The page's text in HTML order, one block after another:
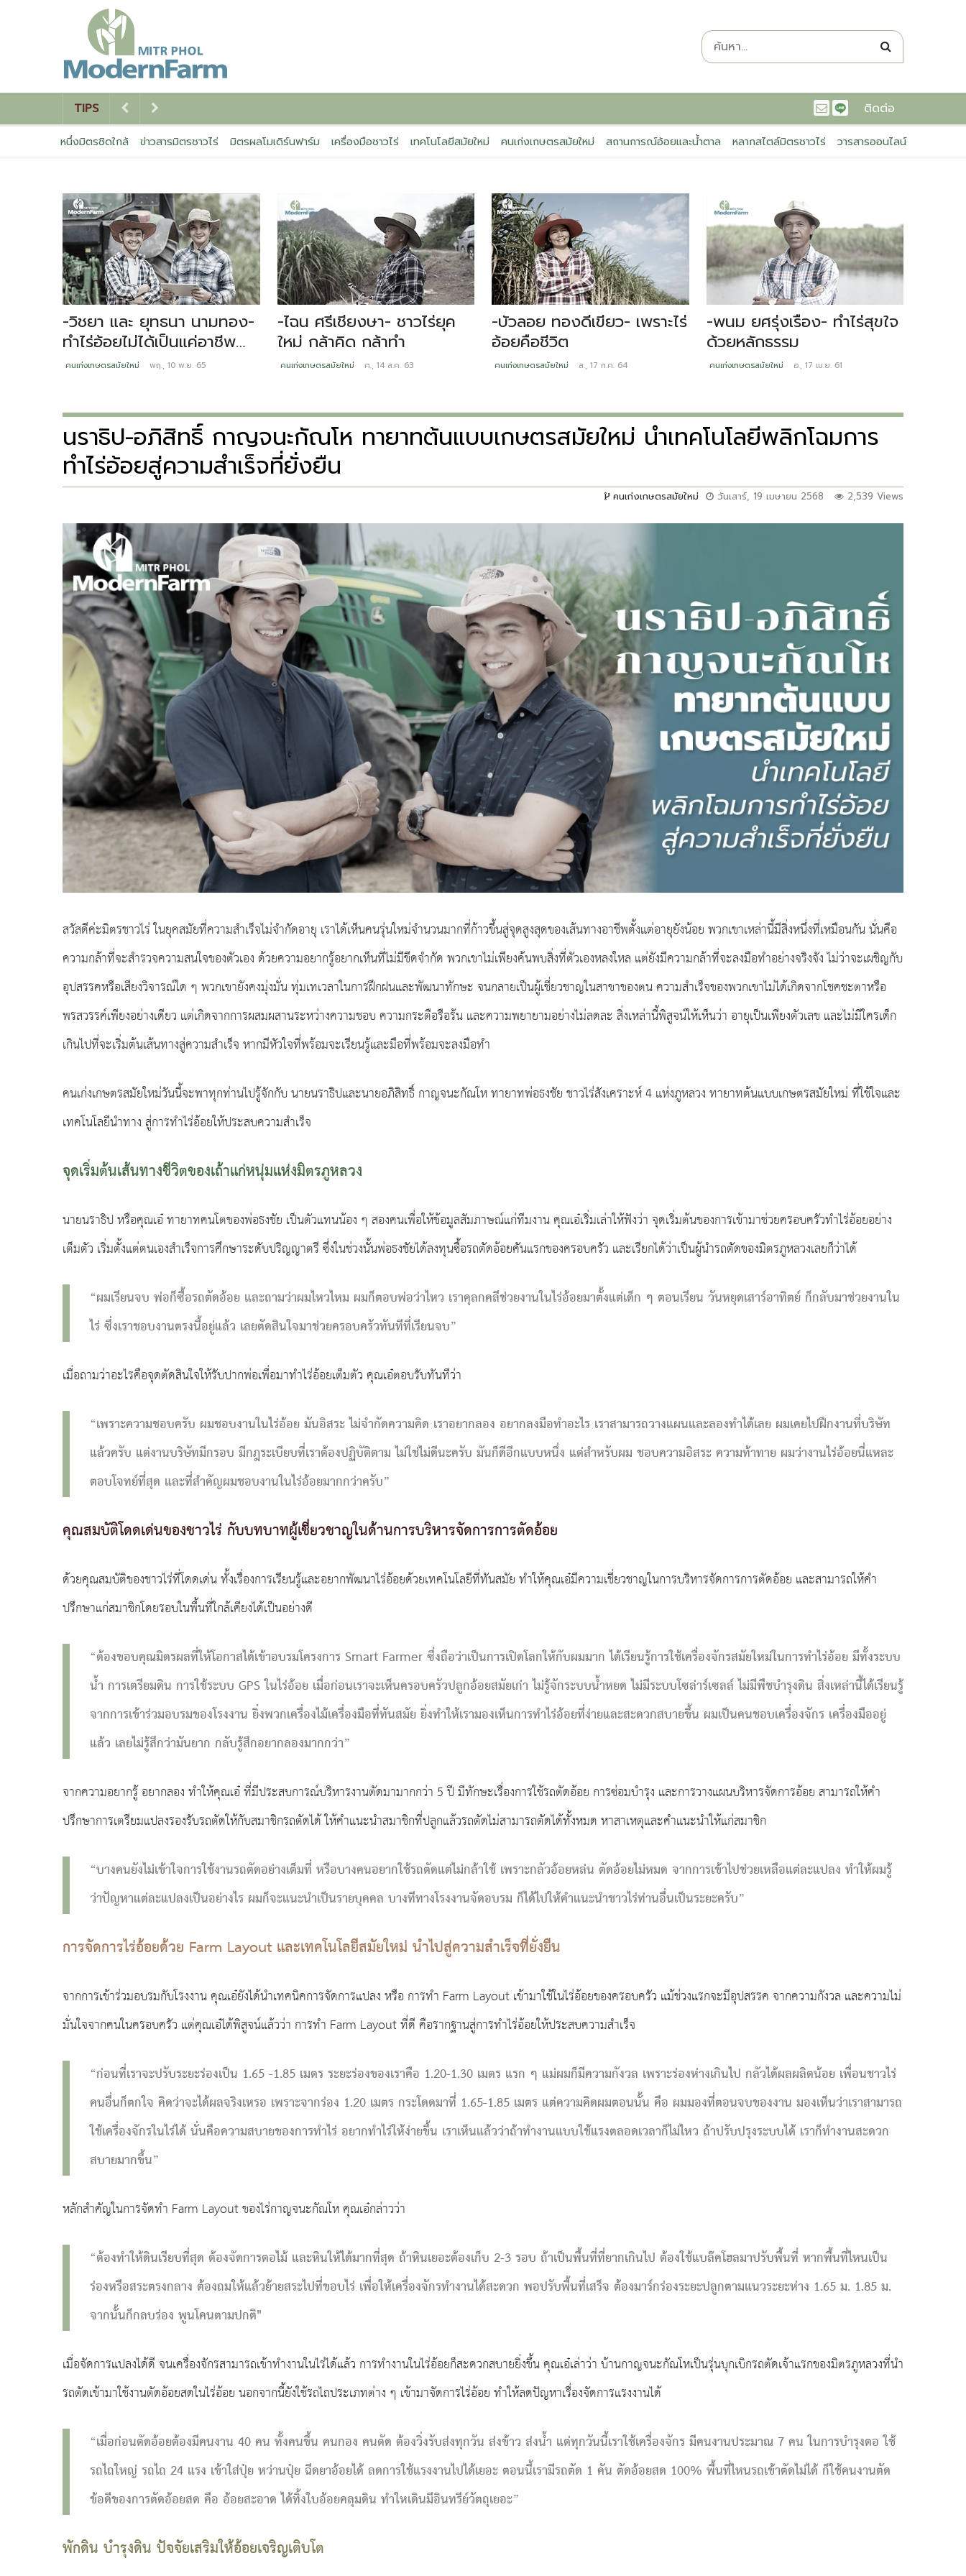
ติดต่อ
TIPS
หนึ่งมิตรชิดใกล้ ข่าวสารมิตรชาวไร่ มิตรผลโมเดิร์นฟาร์ม เครื่องมือชาวไร่ เทคโนโลยีสมัยใหม่ คนเก่งเกษตรสมัยใหม่ สถานการณ์อ้อยและน้ำตาล หลากสไตล์มิตรชาวไร่ วารสารออนไลน์
-วิชยา และ ยุทธนา นามทอง-
ทำไร่อ้อยไม่ได้เป็นแค่อาชีพ
แต่คือมรดกและภูมิปัญญา 2
คนเก่งเกษตรสมัยใหม่ พฤ., 10 พ.ย. 65
-ไฉน ศรีเชียงษา- ชาวไร่ยุค
ใหม่ กล้าคิด กล้าทำ
คนเก่งเกษตรสมัยใหม่ ศ., 14 ส.ค. 63
-บัวลอย ทองดีเขียว- เพราะไร่
อ้อยคือชีวิต
คนเก่งเกษตรสมัยใหม่ ส., 17 ก.ค. 64
-พนม ยศรุ่งเรือง- ทำไร่สุขใจ
ด้วยหลักธรรม
คนเก่งเกษตรสมัยใหม่ อ., 17 เม.ย. 61
นราธิป-อภิสิทธิ์ กาญจนะกัณโห ทายาทต้นแบบเกษตรสมัยใหม่ นำเทคโนโลยีพลิกโฉมการ
ทำไร่อ้อยสู่ความสำเร็จที่ยั่งยืน
วันเสาร์, 19 เมษายน 2568 2,539 Views
คนเก่งเกษตรสมัยใหม่
สวัสดีค่ะมิตรชาวไร่ ในยุคสมัยที่ความสำเร็จไม่จำกัดอายุ เราได้เห็นคนรุ่นใหม่จำนวนมากที่ก้าวขึ้นสู่จุดสูงสุดของเส้นทางอาชีพตั้งแต่อายุยังน้อย พวกเขาเหล่านี้มีสิ่งหนึ่งที่เหมือนกัน นั่นคือ
ความกล้าที่จะสำรวจความสนใจของตัวเอง ด้วยความอยากรู้อยากเห็นที่ไม่มีขีดจำกัด พวกเขาไม่เพียงค้นพบสิ่งที่ตัวเองหลงใหล แต่ยังมีความกล้าที่จะลงมือทำอย่างจริงจัง ไม่ว่าจะเผชิญกับ
อุปสรรคหรือเสียงวิจารณ์ใด ๆ พวกเขายังคงมุ่งมั่น ทุ่มเทเวลาในการฝึกฝนและพัฒนาทักษะ จนกลายเป็นผู้เชี่ยวชาญในสาขาของตน ความสำเร็จของพวกเขาไม่ได้เกิดจากโชคชะตาหรือ
พรสวรรค์เพียงอย่างเดียว แต่เกิดจากการผสมผสานระหว่างความชอบ ความกระตือรือร้น และความพยายามอย่างไม่ลดละ สิ่งเหล่านี้พิสูจน์ให้เห็นว่า อายุเป็นเพียงตัวเลข และไม่มีใครเด็ก
เกินไปที่จะเริ่มต้นเส้นทางสู่ความสำเร็จ หากมีหัวใจที่พร้อมจะเรียนรู้และมือที่พร้อมจะลงมือทำ
คนเก่งเกษตรสมัยใหม่วันนี้จะพาทุกท่านไปรู้จักกับ นายนราธิปและนายอภิสิทธิ์ กาญจนะกัณโห ทายาทพ่อธงชัย ชาวไร่สังเคราะห์ 4 แห่งภูหลวง ทายาทต้นแบบเกษตรสมัยใหม่ ที่ใช้ใจและ
เทคโนโลยีนำทาง สู่การทำไร่อ้อยให้ประสบความสำเร็จ
จุดเริ่มต้นเส้นทางชีวิตของเถ้าแก่หนุ่มแห่งมิตรภูหลวง
นายนราธิป หรือคุณเอ๋ ทายาทคนโตของพ่อธงชัย เป็นตัวแทนน้อง ๆ สองคนเพื่อให้ข้อมูลสัมภาษณ์แก่ทีมงาน คุณเอ๋เริ่มเล่าให้ฟังว่า จุดเริ่มต้นของการเข้ามาช่วยครอบครัวทำไร่อ้อยอย่าง
เต็มตัว เริ่มตั้งแต่ตนเองสำเร็จการศึกษาระดับปริญญาตรี ซึ่งในช่วงนั้นพ่อธงชัยได้ลงทุนซื้อรถตัดอ้อยคันแรกของครอบครัว และเรียกได้ว่าเป็นผู้นำรถตัดของมิตรภูหลวงเลยก็ว่าได้
“ผมเรียนจบ พ่อก็ซื้อรถตัดอ้อย และถามว่าผมไหวไหม ผมก็ตอบพ่อว่าไหว เราคุลกคลีช่วยงานในไร่อ้อยมาตั้งแต่เด็ก ๆ ตอนเรียน วันหยุดเสาร์อาทิตย์ ก็กลับมาช่วยงานใน
ไร่ ซึ่งเราชอบงานตรงนี้อยู่แล้ว เลยตัดสินใจมาช่วยครอบครัวทันทีที่เรียนจบ”
เมื่อถามว่าอะไรคือจุดตัดสินใจให้รับปากพ่อเพื่อมาทำไร่อ้อยเต็มตัว คุณเอ๋ตอบรับทันทีว่า
“เพราะความชอบครับ ผมชอบงานในไร่อ้อย มันอิสระ ไม่จำกัดความคิด เราอยากลอง อยากลงมือทำอะไร เราสามารถวางแผนและลองทำได้เลย ผมเคยไปฝึกงานที่บริษัท
แล้วครับ แต่งานบริษัทมีกรอบ มีกฎระเบียบที่เราต้องปฏิบัติตาม ไม่ใช่ไม่ดีนะครับ มันก็ดีอีกแบบหนึ่ง แต่สำหรับผม ชอบความอิสระ ความท้าทาย ผมว่างานไร่อ้อยนี่แหละ
ตอบโจทย์ที่สุด และที่สำคัญผมชอบงานในไร่อ้อยมากกว่าครับ”
คุณสมบัติโดดเด่นของชาวไร่ กับบทบาทผู้เชี่ยวชาญในด้านการบริหารจัดการการตัดอ้อย
ด้วยคุณสมบัติของชาวไร่ที่โดดเด่น ทั้งเรื่องการเรียนรู้และอยากพัฒนาไร่อ้อยด้วยเทคโนโลยีที่ทันสมัย ทำให้คุณเอ๋มีความเชี่ยวชาญในการบริหารจัดการการตัดอ้อย และสามารถให้คำ
ปรึกษาแก่สมาชิกโดยรอบในพื้นที่ใกล้เคียงได้เป็นอย่างดี
“ต้องขอบคุณมิตรผลที่ให้โอกาสได้เข้าอบรมโครงการ Smart Farmer ซึ่งถือว่าเป็นการเปิดโลกให้กับผมมาก ได้เรียนรู้การใช้เครื่องจักรสมัยใหม่ในการทำไร่อ้อย มีทั้งระบบ
น้ำ การเตรียมดิน การใช้ระบบ GPS ในไร่อ้อย เมื่อก่อนเราจะเห็นครอบครัวปลูกอ้อยสมัยเก่า ไม่รู้จักระบบน้ำหยด ไม่มีระบบโซล่าร์เซลล์ ไม่มีพืชบำรุงดิน สิ่งเหล่านี้ได้เรียนรู้
จากการเข้าร่วมอบรมของโรงงาน ยิ่งพวกเครื่องไม้เครื่องมือที่ทันสมัย ยิ่งทำให้เรามองเห็นการทำไร่อ้อยที่ง่ายและสะดวกสบายขึ้น ผมเป็นคนชอบเครื่องจักร เครื่องมืออยู่
แล้ว เลยไม่รู้สึกว่ามันยาก กลับรู้สึกอยากลองมากกว่า”
จากความอยากรู้ อยากลอง ทำให้คุณเอ๋ ที่มีประสบการณ์บริหารงานตัดมามากกว่า 5 ปี มีทักษะเรื่องการใช้รถตัดอ้อย การซ่อมบำรุง และการวางแผนบริหารจัดการอ้อย สามารถให้คำ
ปรึกษาการเตรียมแปลงรองรับรถตัดให้กับสมาชิกรถตัดได้ ให้คำแนะนำสมาชิกที่ปลูกแล้วรถตัดไม่สามารถตัดได้ทั้งหมด หาสาเหตุและคำแนะนำให้แก่สมาชิก
“บางคนยังไม่เข้าใจการใช้งานรถตัดอย่างเต็มที่ หรือบางคนอยากใช้รถตัดแต่ไม่กล้าใช้ เพราะกลัวอ้อยหล่น ตัดอ้อยไม่หมด จากการเข้าไปช่วยเหลือแต่ละแปลง ทำให้ผมรู้
ว่าปัญหาแต่ละแปลงเป็นอย่างไร ผมก็จะแนะนำเป็นรายบุคคล บางทีทางโรงงานจัดอบรม ก็ได้ไปให้คำแนะนำชาวไร่ท่านอื่นเป็นระยะครับ”
การจัดการไร่อ้อยด้วย Farm Layoutและเทคโนโลยีสมัยใหม่ นำไปสู่ความสำเร็จที่ยั่งยืน
จากการเข้าร่วมอบรมกับโรงงาน คุณเอ๋ยังได้นำเทคนิคการจัดการแปลง หรือ การทำ Farm Layout เข้ามาใช้ในไร่อ้อยของครอบครัว แม้ช่วงแรกจะมีอุปสรรค จากความกังวล และความไม่
มั่นใจจากคนในครอบครัว แต่คุณเอ๋ได้พิสูจน์แล้วว่า การทำ Farm Layout ที่ดี คือรากฐานสู่การทำไร่อ้อยให้ประสบความสำเร็จ
“ก่อนที่เราจะปรับระยะร่องเป็น 1.65 -1.85 เมตร ระยะร่องของเราคือ 1.20-1.30 เมตร แรก ๆ แม่ผมก็มีความกังวล เพราะร่องห่างเกินไป กลัวได้ผลผลิตน้อย เพื่อนชาวไร่
คนอื่นก็ตกใจ คิดว่าจะได้ผลจริงเหรอ เพราะจากร่อง 1.20 เมตร กระโดดมาที่ 1.65-1.85 เมตร แต่ความคิดผมตอนนั้น คือ ผมมองที่ตอนจบของงาน มองเห็นว่าเราสามารถ
ใช้เครื่องจักรในไร่ได้ นั่นคือความสบายของการทำไร่ อยากทำไร่ให้ง่ายขึ้น เราเห็นแล้วว่าถ้าทำงานแบบใช้แรงตลอดเวลาก็ไม่ไหว ถ้าปรับปรุงระบบได้ เราก็ทำงานสะดวก
สบายมากขึ้น”
หลักสำคัญในการจัดทำ Farm Layout ของไร่กาญจนะกัณโห คุณเอ๋กล่าวว่า
“ต้องทำให้ดินเรียบที่สุด ต้องจัดการตอไม้ และหินให้ได้มากที่สุด ถ้าหินเยอะต้องเก็บ 2-3 รอบ ถ้าเป็นพื้นที่ที่ยากเกินไป ต้องใช้แบล๊คโฮลมาปรับพื้นที่ หากพื้นที่ไหนเป็น
ร่องหรือสระตรงกลาง ต้องถมให้แล้วย้ายสระไปที่ขอบไร่ เพื่อให้เครื่องจักรทำงานได้สะดวก พอปรับพื้นที่เสร็จ ต้องมาร์กร่องระยะปลูกตามแนวระยะห่าง 1.65 ม. 1.85 ม.
จากนั้นก็กลบร่อง พูนโคนตามปกติ"
เมื่อจัดการแปลงได้ดี จนเครื่องจักรสามารถเข้าทำงานในไร่ได้แล้ว การทำงานในไร่อ้อยก็สะดวกสบายยิ่งขึ้น คุณเอ๋เล่าว่า บ้านกาญจนะกัณโหเป็นรุ่นบุกเบิกรถตัดเจ้าแรกของมิตรภูหลวงที่นำ
รถตัดเข้ามาใช้งานตัดอ้อยสดในไร่อ้อย นอกจากนี้ยังใช้รถไถประเภทต่าง ๆ เข้ามาจัดการไร่อ้อย ทำให้ลดปัญหาเรื่องจัดการแรงงานได้
“เมื่อก่อนตัดอ้อยต้องมีคนงาน 40 คน ทั้งคนขึ้น คนกอง คนตัด ต้องวิ่งรับส่งทุกวัน ส่งข้าว ส่งน้ำ แต่ทุกวันนี้เราใช้เครื่องจักร มีคนงานประมาณ 7 คน ในการบำรุงตอ ใช้
รถไถใหญ่ รถไถ 24 แรง เข้าใส่ปุ๋ย หว่านปุ๋ย ฉีดยาอ้อยได้ ลดการใช้แรงงานไปได้เยอะ ตอนนี้เรามีรถตัด 1 คัน ตัดอ้อยสด 100% พื้นที่ไหนรถเข้าตัดไม่ได้ ก็ใช้คนงานตัด
ข้อดีของการตัดอ้อยสด คือ อ้อยสะอาด ได้ทิ้งใบอ้อยคลุมดิน ทำใหเดินมีอินทรีย์วัตถุเยอะ”
พักดิน บำรุงดิน ปัจจัยเสริมให้อ้อยเจริญเติบโต